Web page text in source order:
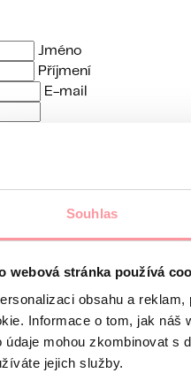
Souhlas
webová stránka používá
obsahu a
Informace o tom, jak náš
údaje mohou zkombinovat s
jejich služby.
Jméno
Příjmení
E-mail
je maximálně
šifrována pomocí SSL a
údajů Bez vašeho